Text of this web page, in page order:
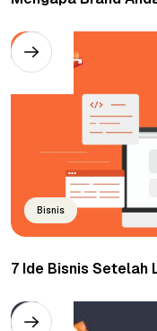
Bisnis
7 Ide Bisnis Setelah